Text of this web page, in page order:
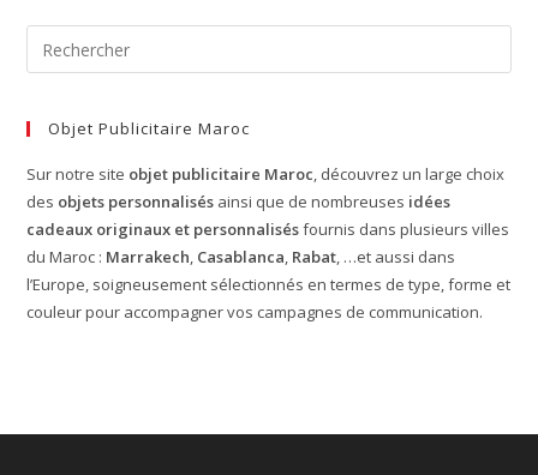
Objet Publicitaire Maroc
Sur notre site objet publicitaire Maroc, découvrez un large choix
des objets personnalisés ainsi que de nombreuses idées
cadeaux originaux et personnalisésfournis dans plusieurs villes
du Maroc : Marrakech, Casablanca, Rabat, …et aussi dans
l’Europe, soigneusement sélectionnés en termes de type, forme et
couleur pour accompagner vos campagnes de communication.